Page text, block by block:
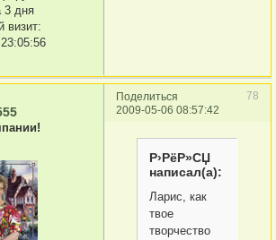
3 дня
визит:
Поделиться
78
2009-05-06 08:57:42
Р›РёР»СЏ
написал(а):
Ларис, как
твое
творчество